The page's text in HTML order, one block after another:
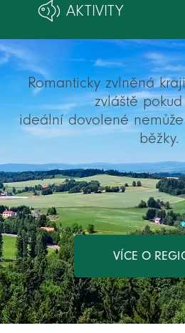
AKTIVITY
Romanticky zvlněná
zvláště
ideální dovolené
běžky.
VÍCE O